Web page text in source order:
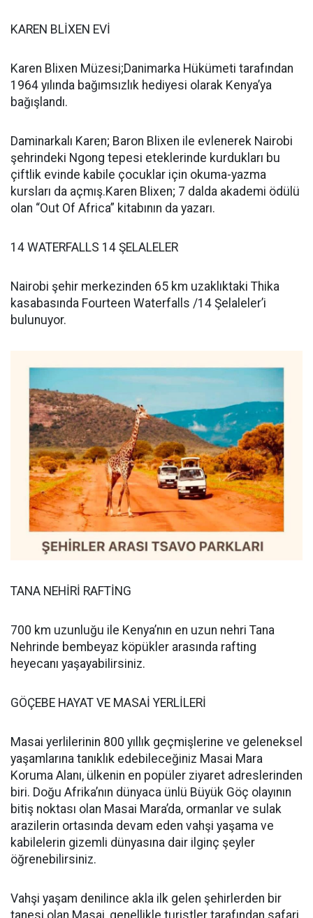
KAREN BLİXEN EVİ
Karen Blixen Müzesi;Danimarka Hükümeti tarafından
1964 yılında bağımsızlık hediyesi olarak Kenya’ya
bağışlandı.
Daminarkalı Karen; Baron Blixen ile evlenerek Nairobi
şehrindeki Ngong tepesi eteklerinde kurdukları bu
çiftlik evinde kabile çocuklar için okuma-yazma
kursları da açmış.Karen Blixen; 7 dalda akademi ödülü
olan “Out Of Africa” kitabının da yazarı.
14 WATERFALLS 14 ŞELALELER
Nairobi şehir merkezinden 65 km uzaklıktaki Thika
kasabasında Fourteen Waterfalls /14 Şelaleler’i
bulunuyor.
TANA NEHİRİ RAFTİNG
700 km uzunluğu ile Kenya’nın en uzun nehri Tana
Nehrinde bembeyaz köpükler arasında rafting
heyecanı yaşayabilirsiniz.
GÖÇEBE HAYAT VE MASAİ YERLİLERİ
Masai yerlilerinin 800 yıllık geçmişlerine ve geleneksel
yaşamlarına tanıklık edebileceğiniz Masai Mara
Koruma Alanı, ülkenin en popüler ziyaret adreslerinden
biri. Doğu Afrika’nın dünyaca ünlü Büyük Göç olayının
bitiş noktası olan Masai Mara’da, ormanlar ve sulak
arazilerin ortasında devam eden vahşi yaşama ve
kabilelerin gizemli dünyasına dair ilginç şeyler
öğrenebilirsiniz.
Vahşi yaşam denilince akla ilk gelen şehirlerden bir